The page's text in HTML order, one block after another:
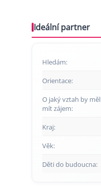
Ideální partner
Hledám:
Orientace:
O jaký vztah by měl
mít zájem:
Kraj:
Věk:
Děti do budoucna: